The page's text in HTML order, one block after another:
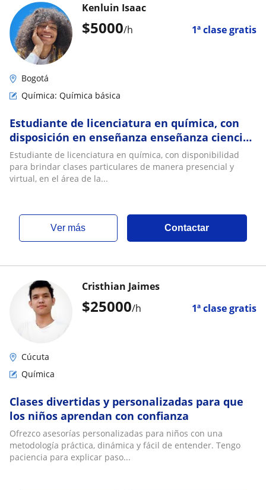
$5000/h 1ª clase gratis
Kenluin Isaac
Bogotá
Química: Química básica
Estudiante de licenciatura en química, con
disposición en enseñanza enseñanza ciencias
naturales
Estudiante de licenciatura en química, con disponibilidad
para brindar clases particulares de manera presencial y
virtual, en el área de la...
ver más Contactar
$25000/h 1ª clase gratis
Cristhian Jaimes
Cúcuta
Química
Clases divertidas y personalizadas para que
los niños aprendan con confianza
Ofrezco asesorías personalizadas para niños con una
metodología práctica, dinámica y fácil de entender. Tengo
paciencia para explicar paso...